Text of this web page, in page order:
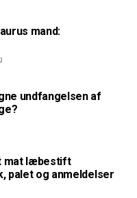
mand:
undfangelsen af
mat læbestift
palet og anmeldelser